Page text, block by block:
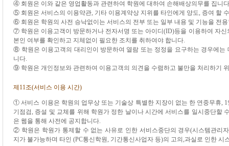
④ 회원은 이와 같은 영업활동과 관련하여 학원에 대하여 손해배상의무를 집니
⑤ 회원은 서비스의 이용약관, 기타 이용계약상 지위를 타인에게 양도, 증여 할
⑥ 회원은 학원의 사전 승낙없이는 서비스의 전부 또는 일부 내용 및 기능을 전
⑦ 학원은 이용고객이 방문하거나 전자서명 또는 아이디(ID)등을 이용하여 자
본인 여부를 확인하고 지체없이 필요한 조치를 취하여야 합니다.
⑧ 학원은 이용고객의 대리인이 방문하여 열람 또는 정정을 요구하는 경우에
니다.
⑨ 학원은 개인정보와 관련하여 이용고객의 의견을 수렴하고 불만을 처리하기
제11조(서비스 이용 시간)
① 서비스 이용은 학원의 업무상 또는 기술상 특별한 지장이 없는 한 연중무휴,
기점검, 증설 및 교체를 위해 학원가 정한 날이나 시간에 서비스를 일시중단할
은 웹을 통해 사전에 공지합니다.
② 학원은 학원가 통제할 수 없는 사유로 인한 서비스중단의 경우(시스템관리
지가 불가능하며 타인 (PC통신학원, 기간통신사업자 등)의 고의,과실로 인한 시